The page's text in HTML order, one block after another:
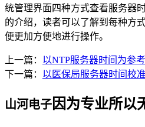
统管理界面四种方式查看服务器
的介绍，读者可以了解到每种方
便更加方便地进行操作。
上一篇： 以NTP服务器时间为参
下一篇： 以医保局服务器时间校
山河电子因为专业所以